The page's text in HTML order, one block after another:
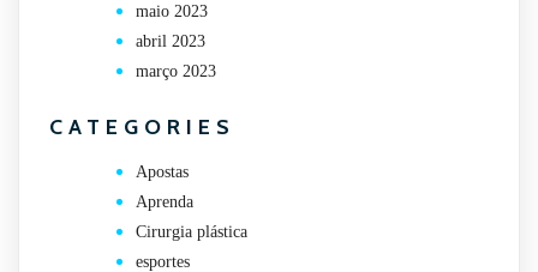
maio 2023
abril 2023
março 2023
CATEGORIES
Apostas
Aprenda
Cirurgia plástica
esportes